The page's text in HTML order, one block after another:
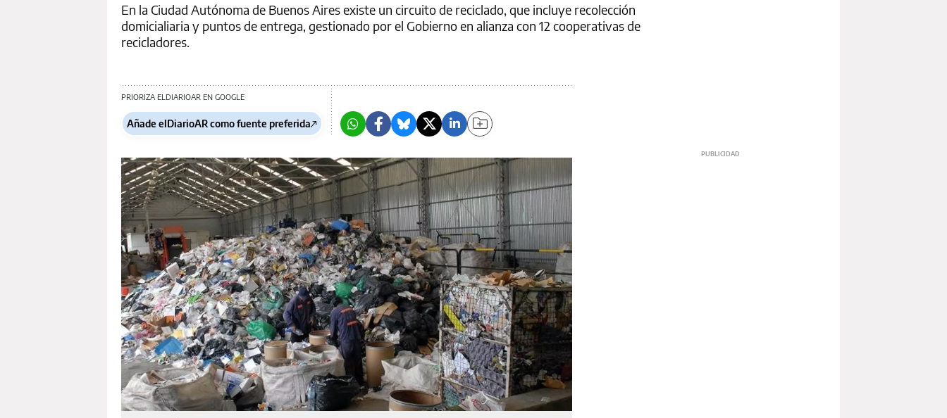
En la Ciudad Autónoma de Buenos Aires existe un circuito de reciclado, que incluye recolección
domicialiaria y puntos de entrega, gestionado por el Gobierno en alianza con 12 cooperativas de
recicladores.
PRIORIZA ELDIARIOAR EN GOOGLE
Añade elDiarioAR como fuente preferida